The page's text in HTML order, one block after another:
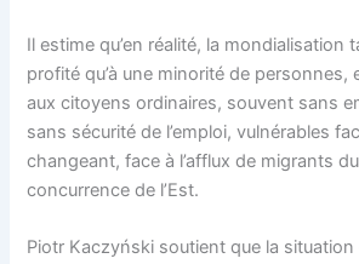
Il estime qu’en réalité, la mondialisation
profité qu’à une minorité de personnes,
aux citoyens ordinaires, souvent sans
sans sécurité de l’emploi, vulnérables
changeant, face à l’afflux de migrants
concurrence de l’Est.
Piotr Kaczyński soutient que la situation